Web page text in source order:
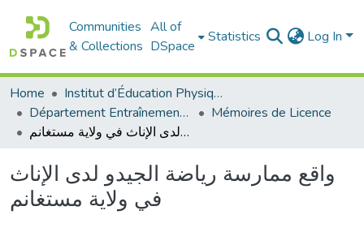
Communities
& Collections
All of
DSpace
Statistics Log In
Home
Institut d’Éducation Physique et Sportive
Département Entraînement Sportif (ES)
Mémoires de Licence
واقع ممارسة رياضة الجيدو لدى الإناث في ولاية مستغانم
واقع ممارسة رياضة الجيدو لدى الإناث
في ولاية مستغانم